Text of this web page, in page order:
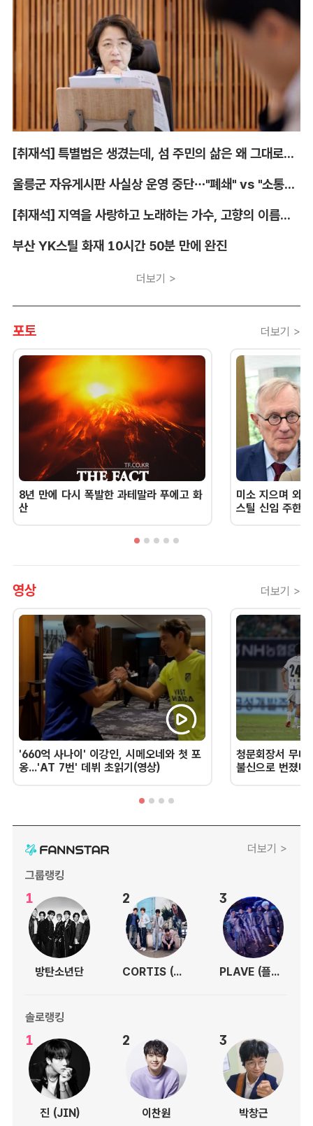
[취재석] 특별법은 생겼는데, 섬 주민의 삶은 왜 그대로인가
울릉군 자유게시판 사실상 운영 중단…"폐쇄" vs "소통창구 지켜야"
[취재석] 지역을 사랑하고 노래하는 가수, 고향의 이름을 남긴다
부산 YK스틸 화재 10시간 50분 만에 완진
더보기 >
포토 더보기 >
8년 만에 다시 폭발한 과테말라 푸에고 화
산
미소 지으며 외
스틸 신임 주한
영상 더보기 >
'660억 사나이' 이강인, 시메오네와 첫 포
옹...'AT 7번' 데뷔 초읽기(영상)
청문회장서 무너
불신으로 번졌
더보기 >
그룹랭킹
1
방탄소년단
2
CORTIS (코르티스)
3
PLAVE (플레이브)
솔로랭킹
1
진 (JIN)
2
이찬원
3
박창근